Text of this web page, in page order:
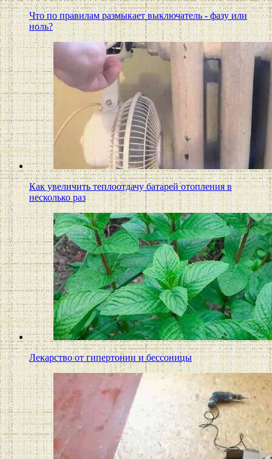
Что по правилам размыкает выключатель - фазу или
ноль?
Как увеличить теплоотдачу батарей отопления в
несколько раз
Лекарство от гипертонии и бессоницы